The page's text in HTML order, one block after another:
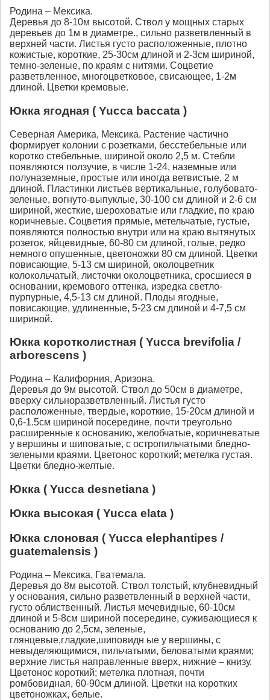
Родина – Мексика.
Деревья до 8-10м высотой. Ствол у мощных старых
деревьев до 1м в диаметре., сильно разветвленный в
верхней части. Листья густо расположенные, плотно
кожистые, короткие, 25-30см длиной и 2-3см шириной,
темно-зеленые, по краям с нитями. Соцветие
разветвленное, многоцветковое, свисающее, 1-2м
длиной. Цветки кремовые.
Юкка ягодная ( Yucca baccata )
Северная Америка, Мексика. Растение частично
формирует колонии с розетками, бесстебельные или
коротко стебельные, шириной около 2,5 м. Стебли
появляются ползучие, в числе 1-24, наземные или
полуназемные, простые или иногда ветвистые, 2 м
длиной. Пластинки листьев вертикальные, голубовато-
зеленые, вогнуто-выпуклые, 30-100 см длиной и 2-6 см
шириной, жесткие, шероховатые или гладкие, по краю
коричневые. Соцветия прямые, метельчатые, густые,
появляются полностью внутри или на краю вытянутых
розеток, яйцевидные, 60-80 см длиной, голые, редко
немного опушенные, цветоножки 80 см длиной. Цветки
повисающие, 5-13 см шириной, околоцветник
колокольчатый, листочки околоцветника, сросшиеся в
основании, кремового оттенка, изредка светло-
пурпурные, 4,5-13 см длиной. Плоды ягодные,
повисающие, удлиненные, 5-23 см длиной и 4-7,5 см
шириной.
Юкка коротколистная ( Yucca brevifolia /
arborescens )
Родина – Калифорния, Аризона.
Деревья до 9м высотой. Ствол до 50см в диаметре,
вверху сильноразветвленный. Листья густо
расположенные, твердые, короткие, 15-20см длиной и
0,6-1.5см шириной посередине, почти треугольно
расширенные к основанию, желобчатые, коричневатые
у вершины и шиповатые, с остропильчатыми бледно-
зелеными краями. Цветонос короткий; метелка густая.
Цветки бледно-желтые.
Юкка ( Yucca desnetiana )
Юкка высокая ( Yucca elata )
Юкка слоновая ( Yucca elephantipes /
guatemalensis )
Родина – Мексика, Гватемала.
Деревья до 8м высотой. Ствол толстый, клубневидный
у основания, сильно разветвленный в верхней части,
густо облиственный. Листья мечевидные, 60-10см
длиной и 5-8см шириной посередине, суживающиеся к
основанию до 2,5см, зеленые,
глянцевые,гладкие,шиповидн ые у вершины, с
невыделяющимися, пильчатыми, беловатыми краями;
верхние листья направленные вверх, нижние – книзу.
Цветонос короткий; метелка плотная, почти
ромбовидная, 60-90см длиной. Цветки на коротких
цветоножках, белые.